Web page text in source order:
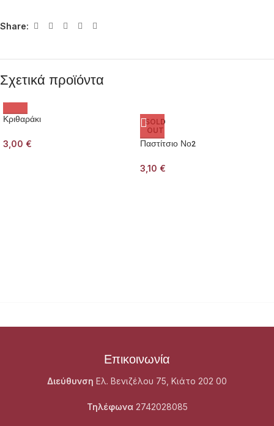
Share:
Σχετικά προϊόντα
Κριθαράκι
3,00 €
SOLD
OUT
Παστίτσιο Νο2
3,10 €
Επικοινωνία
Διεύθυνση Ελ. Βενιζέλου 75, Κιάτο 202 00
Τηλέφωνα 2742028085